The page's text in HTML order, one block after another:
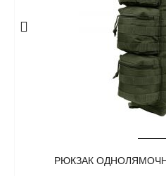
РЮКЗАК